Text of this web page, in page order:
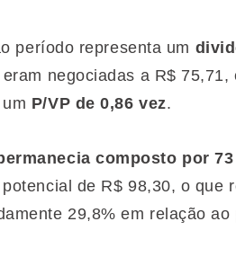
período representa um
negociadas a R$
P/VP de 0,86 vez.
composto por
de R$ 98,30, o que
29,8% em relação